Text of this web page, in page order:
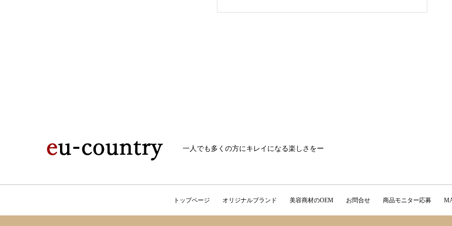
一人でも多くの方にキレイになる楽しさをー
トップページ オリジナルブランド 美容商材のOEM お問合せ 商品モニター応募